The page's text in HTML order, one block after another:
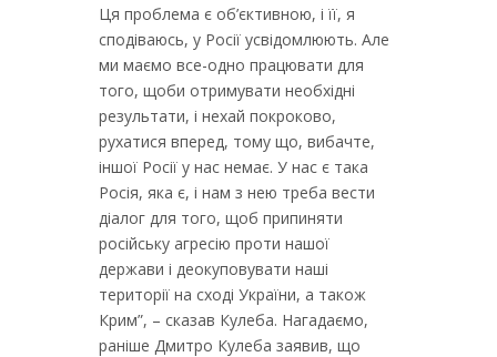
Ця проблема є об’єктивною, і її, я
сподіваюсь, у Росії усвідомлюють. Але
ми маємо все-одно працювати для
того, щоби отримувати необхідні
результати, і нехай покроково,
рухатися вперед, тому що, вибачте,
іншої Росії у нас немає. У нас є така
Росія, яка є, і нам з нею треба вести
діалог для того, щоб припиняти
російську агресію проти нашої
держави і деокуповувати наші
території на сході України, а також
Крим”, – сказав Кулеба. Нагадаємо,
раніше Дмитро Кулеба заявив, що